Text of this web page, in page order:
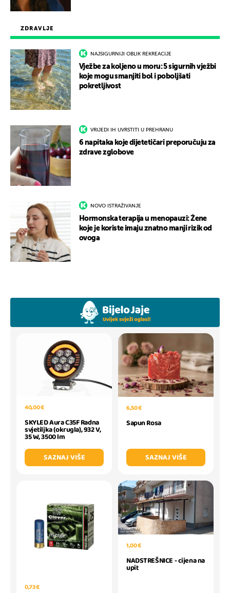
ZDRAVLJE
NAJSIGURNIJI OBLIK REKREACIJE
Vježbe za koljeno u moru: 5 sigurnih vježbi
koje mogu smanjiti bol i poboljšati
pokretljivost
VRIJEDI IH UVRSTITI U PREHRANU
6 napitaka koje dijetetičari preporučuju za
zdrave zglobove
NOVO ISTRAŽIVANJE
Hormonska terapija u menopauzi: Žene
koje je koriste imaju znatno manji rizik od
ovoga
40,00 €
SKYLED Aura C35F Radna
svjetiljka (okrugla), 932 V,
35 W, 3500 lm
SAZNAJ VIŠE
6,50 €
Sapun Rosa
SAZNAJ VIŠE
0,73 €
1,00 €
NADSTREŠNICE - cijena na
upit